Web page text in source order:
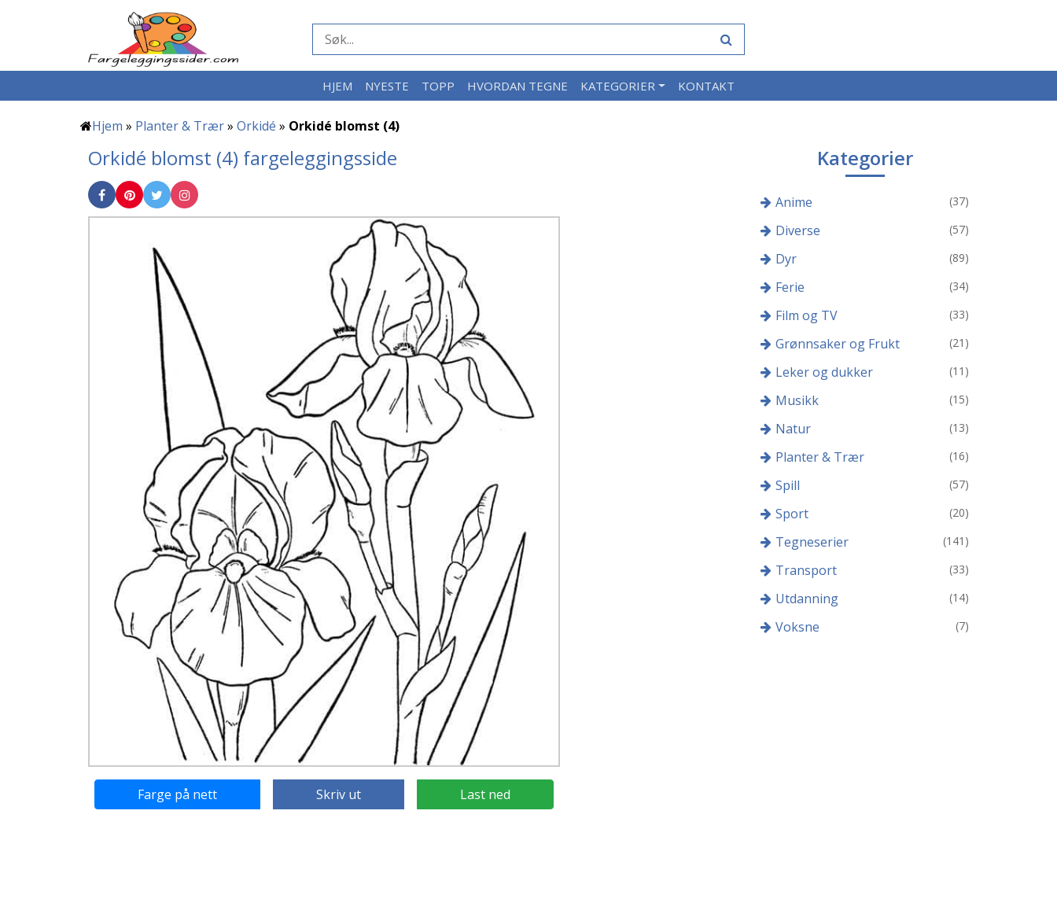
HJEM NYESTE TOPP HVORDAN TEGNE KATEGORIER KONTAKT
Hjem » Planter & Trær» Orkidé » Orkidé blomst (4)
Orkidé blomst (4) fargeleggingsside
Farge på nett Skriv ut Last ned
Kategorier
Anime (37)
Diverse (57)
Dyr (89)
Ferie (34)
Film og TV (33)
Grønnsaker og Frukt (21)
Leker og dukker (11)
Musikk (15)
Natur (13)
Planter & Trær (16)
Spill (57)
Sport (20)
Tegneserier (141)
Transport (33)
Utdanning (14)
Voksne (7)